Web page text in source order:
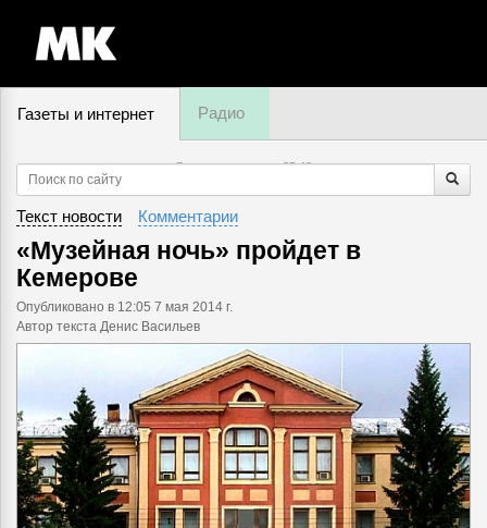
Газеты и интернет Радио
7 августа, четверг,05:48
Текст новости Комментарии
«Музейная ночь» пройдет в
Кемерове
Опубликовано в 12:05 7 мая 2014 г.
Автор текста Денис Васильев